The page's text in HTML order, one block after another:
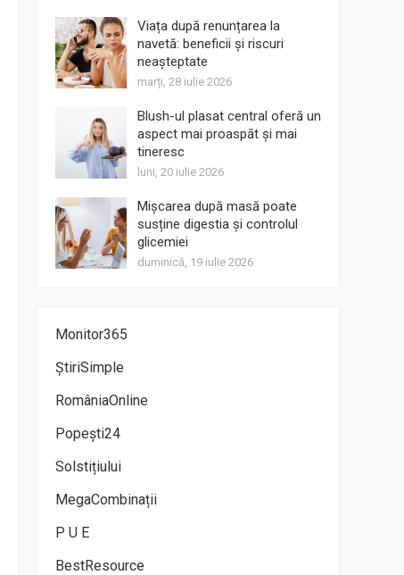
Viața după renunțarea la
navetă: beneficii și riscuri
neașteptate
marți, 28 iulie 2026
Blush-ul plasat central oferă un
aspect mai proaspăt și mai
tineresc
luni, 20 iulie 2026
Mișcarea după masă poate
susține digestia și controlul
glicemiei
duminică, 19 iulie 2026
Monitor365
ȘtiriSimple
RomâniaOnline
Popești24
Solstițiului
MegaCombinații
P U E
BestResource